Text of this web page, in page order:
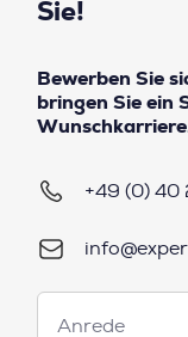
Sie!
Bewerben Sie
bringen Sie ein
+49 (0)
Anrede
Anrede